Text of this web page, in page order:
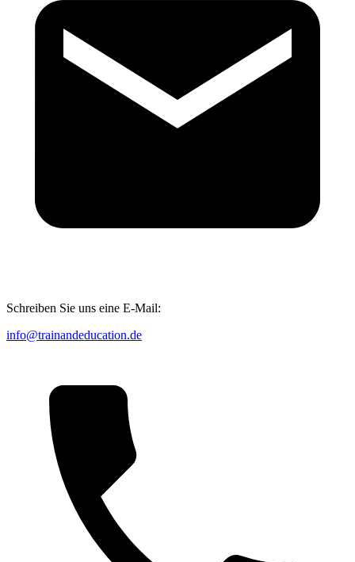
Schreiben Sie uns eine E-Mail:
info@trainandeducation.de